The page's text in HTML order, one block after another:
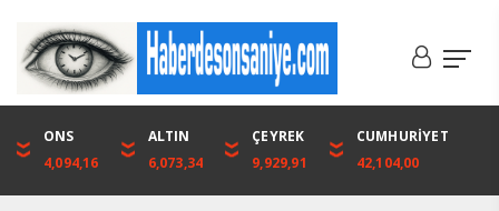
DOLAR
46,1316
EURO
53,3001
ALTIN
6,073,34
BIST
1.720,92
ONS
4,094,16
ALTIN
6,073,34
ÇEYREK
9,929,91
CUMHURİYET
42,104,00